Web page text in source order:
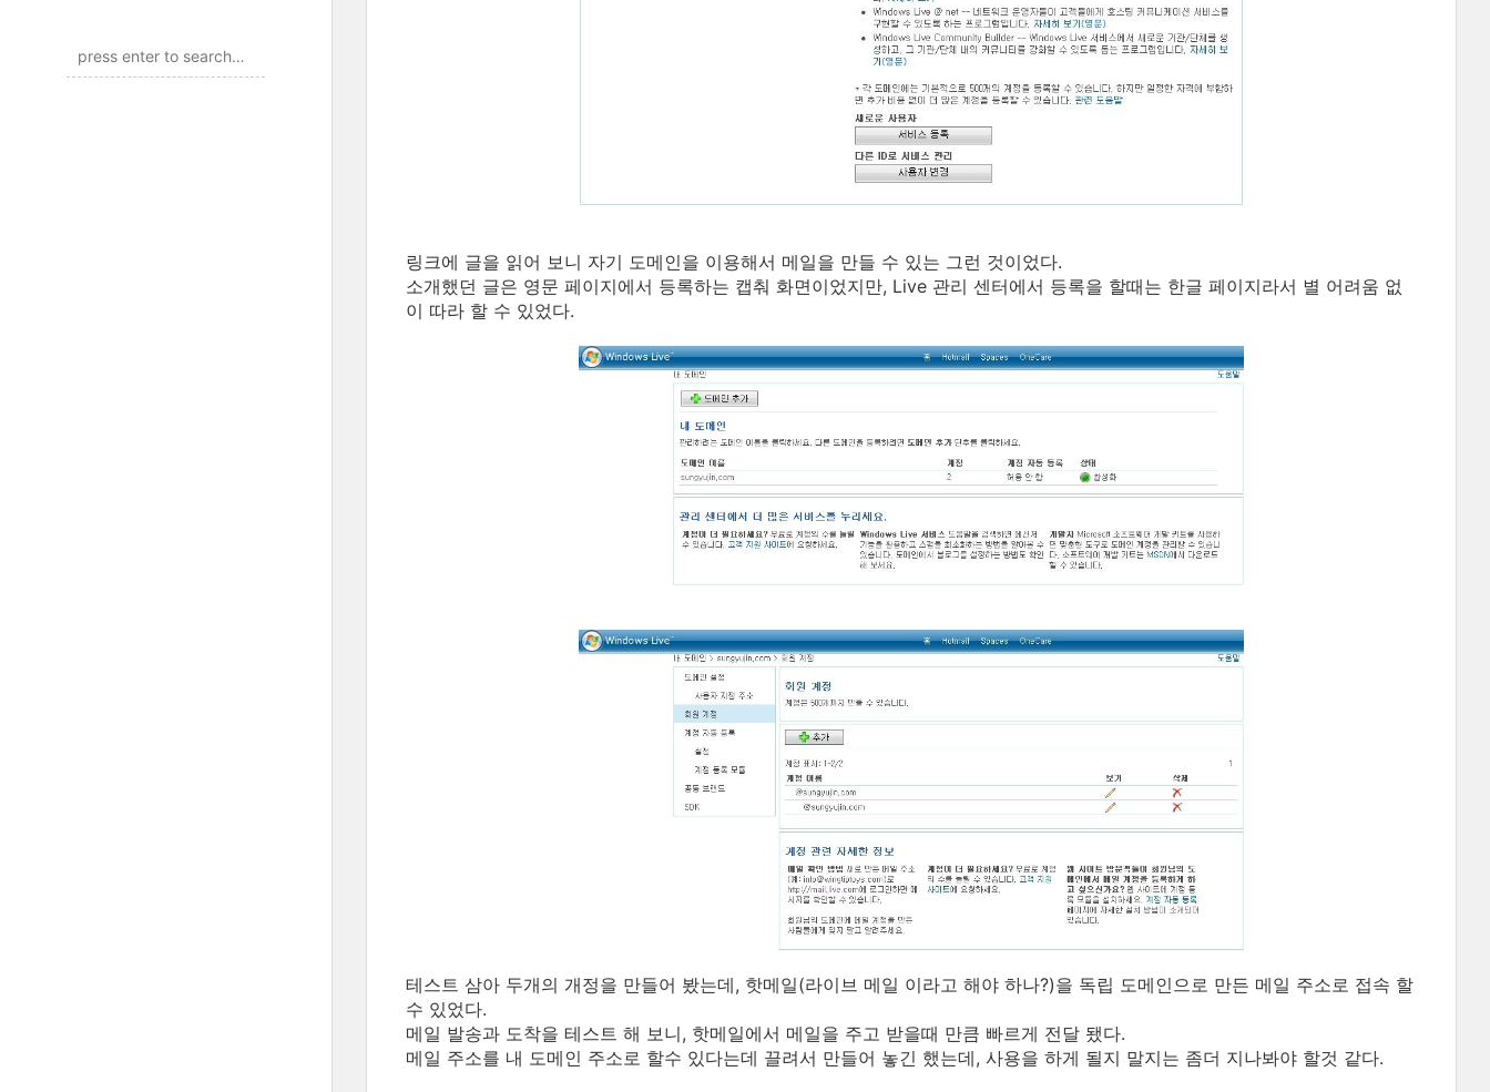
링크에 글을 읽어 보니 자기 도메인을 이용해서 메일을 만들 수 있는 그런 것이었다.
소개했던 글은 영문 페이지에서 등록하는 캡춰 화면이었지만, Live 관리 센터에서 등록을 할때는 한글 페이지라서 별 어려움 없
이 따라 할 수 있었다.
테스트 삼아 두개의 개정을 만들어 봤는데, 핫메일(라이브 메일 이라고 해야 하나?)을 독립 도메인으로 만든 메일 주소로 접속 할
수 있었다.
메일 발송과 도착을 테스트 해 보니, 핫메일에서 메일을 주고 받을때 만큼 빠르게 전달 됐다.
메일 주소를 내 도메인 주소로 할수 있다는데 끌려서 만들어 놓긴 했는데, 사용을 하게 될지 말지는 좀더 지나봐야 할것 같다.